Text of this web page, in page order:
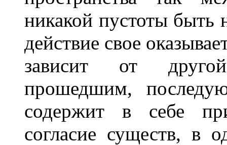
никакой пустоты быть
действие свое
зависит от
прошедшим,
содержит в себе
согласие существ, в